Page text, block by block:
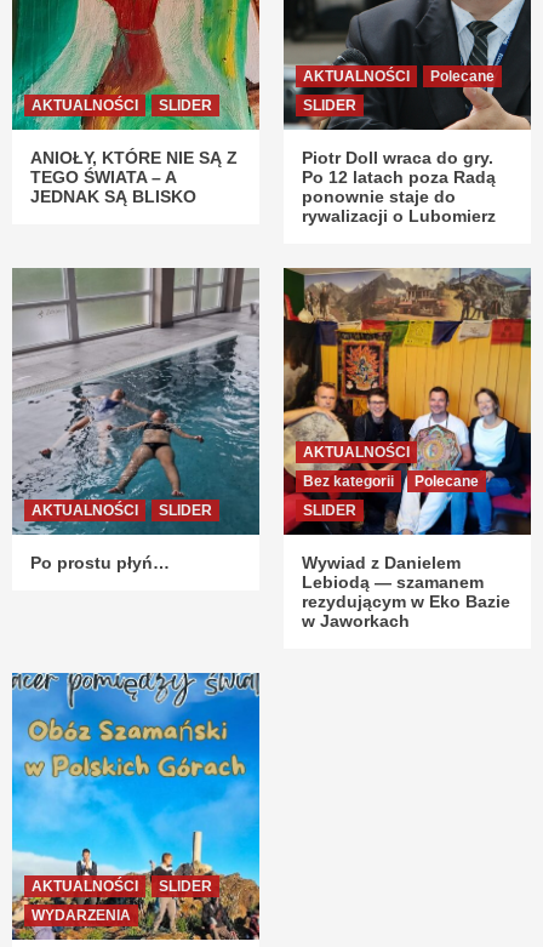
AKTUALNOŚCI SLIDER
ANIOŁY, KTÓRE NIE SĄ Z
TEGO ŚWIATA – A
JEDNAK SĄ BLISKO
AKTUALNOŚCI
Polecane
SLIDER
Piotr Doll wraca do gry.
Po 12 latach poza Radą
ponownie staje do
rywalizacji o Lubomierz
AKTUALNOŚCI SLIDER
Po prostu płyń…
AKTUALNOŚCI
Bez kategorii
Polecane
SLIDER
Wywiad z Danielem
Lebiodą — szamanem
rezydującym w Eko Bazie
w Jaworkach
AKTUALNOŚCI
SLIDER
WYDARZENIA